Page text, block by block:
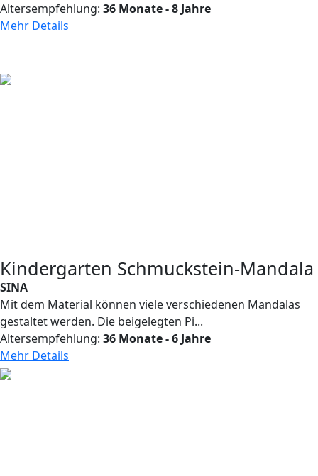
Altersempfehlung: 36 Monate - 8 Jahre
Mehr Details
Kindergarten Schmuckstein-Mandala
SINA
Mit dem Material können viele verschiedenen Mandalas
gestaltet werden. Die beigelegten Pi...
Altersempfehlung: 36 Monate - 6 Jahre
Mehr Details